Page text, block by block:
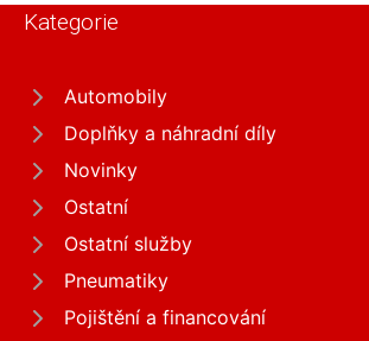
Kategorie
Automobily
Doplňky a náhradní díly
Novinky
Ostatní
Ostatní služby
Pneumatiky
Pojištění a financování